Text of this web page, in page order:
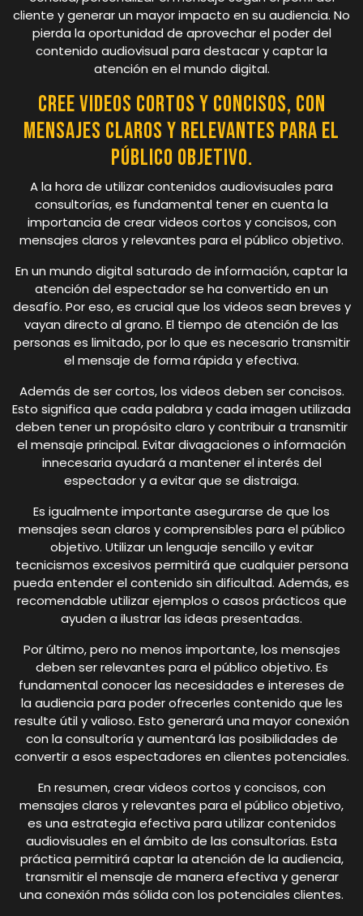
cliente y generar un mayor impacto en su audiencia. No
pierda la oportunidad de aprovechar el poder del
contenido audiovisual para destacar y captar la
atención en el mundo digital.
Cree videos cortos y concisos, con
mensajes claros y relevantes para el
público objetivo.
A la hora de utilizar contenidos audiovisuales para
consultorías, es fundamental tener en cuenta la
importancia de crear videos cortos y concisos, con
mensajes claros y relevantes para el público objetivo.
En un mundo digital saturado de información, captar la
atención del espectador se ha convertido en un
desafío. Por eso, es crucial que los videos sean breves y
vayan directo al grano. El tiempo de atención de las
personas es limitado, por lo que es necesario transmitir
el mensaje de forma rápida y efectiva.
Además de ser cortos, los videos deben ser concisos.
Esto significa que cada palabra y cada imagen utilizada
deben tener un propósito claro y contribuir a transmitir
el mensaje principal. Evitar divagaciones o información
innecesaria ayudará a mantener el interés del
espectador y a evitar que se distraiga.
Es igualmente importante asegurarse de que los
mensajes sean claros y comprensibles para el público
objetivo. Utilizar un lenguaje sencillo y evitar
tecnicismos excesivos permitirá que cualquier persona
pueda entender el contenido sin dificultad. Además, es
recomendable utilizar ejemplos o casos prácticos que
ayuden a ilustrar las ideas presentadas.
Por último, pero no menos importante, los mensajes
deben ser relevantes para el público objetivo. Es
fundamental conocer las necesidades e intereses de
la audiencia para poder ofrecerles contenido que les
resulte útil y valioso. Esto generará una mayor conexión
con la consultoría y aumentará las posibilidades de
convertir a esos espectadores en clientes potenciales.
En resumen, crear videos cortos y concisos, con
mensajes claros y relevantes para el público objetivo,
es una estrategia efectiva para utilizar contenidos
audiovisuales en el ámbito de las consultorías. Esta
práctica permitirá captar la atención de la audiencia,
transmitir el mensaje de manera efectiva y generar
una conexión más sólida con los potenciales clientes.